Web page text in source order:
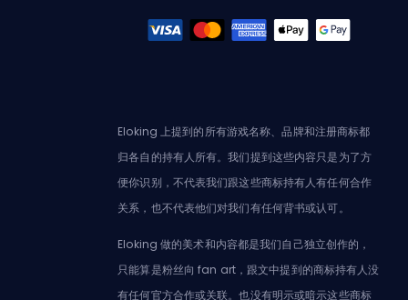
Eloking 上提到的所有游戏名称、品牌和注册商标都
归各自的持有人所有。我们提到这些内容只是为了方
便你识别，不代表我们跟这些商标持有人有任何合作
关系，也不代表他们对我们有任何背书或认可。
Eloking 做的美术和内容都是我们自己独立创作的，
只能算是粉丝向 fan art，跟文中提到的商标持有人没
有任何官方合作或关联。也没有明示或暗示这些商标